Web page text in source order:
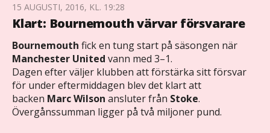
15 AUGUSTI, 2016, KL. 19:28
Klart: Bournemouth värvar försvarare
Bournemouth fick en tung start på säsongen när
Manchester United vann med 3–1.
Dagen efter väljer klubben att förstärka sitt försvar
för under eftermiddagen blev det klart att
backen Marc Wilson ansluter från Stoke.
Övergånssumman ligger på två miljoner pund.